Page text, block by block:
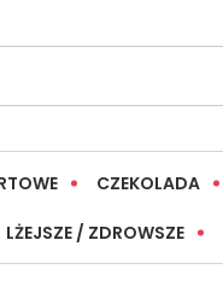
CZEKOLADA
LŻEJSZE / ZDROWSZE